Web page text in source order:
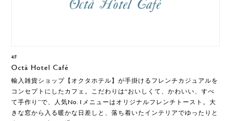
4F
Octà Hotel Café
輸入雑貨ショップ【オクタホテル】が手掛けるフレンチカジュアルを
コンセプトにしたカフェ。こだわりは“おいしくて、かわいい、すべ
て手作り”で、人気No.1メニューはオリジナルフレンチトースト。大
きな窓から入る暖かな日差しと、落ち着いたインテリアでゆったりと